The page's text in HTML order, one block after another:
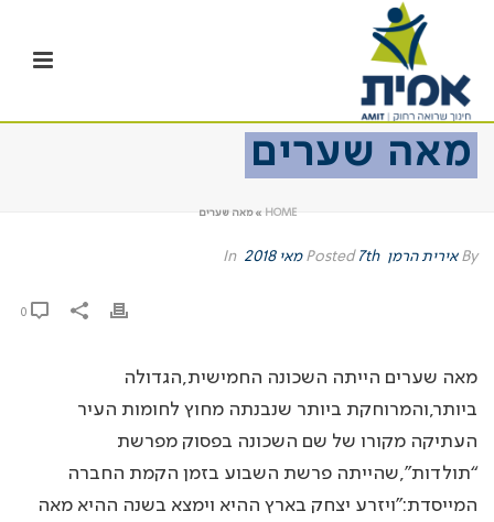
מאה שערים
HOME
» מאה שערים
By אירית הרמן Posted7th מאי 2018 In
מאה שערים הייתה השכונה החמישית,הגדולה
ביותר,והמרוחקת ביותר שנבנתה מחוץ לחומות העיר
העתיקה מקורו של שם השכונה בפסוק מפרשת
“תולדות”,שהייתה פרשת השבוע בזמן הקמת החברה
המייסדת:”ויזרע יצחק בארץ ההיא וימצא בשנה ההיא מאה